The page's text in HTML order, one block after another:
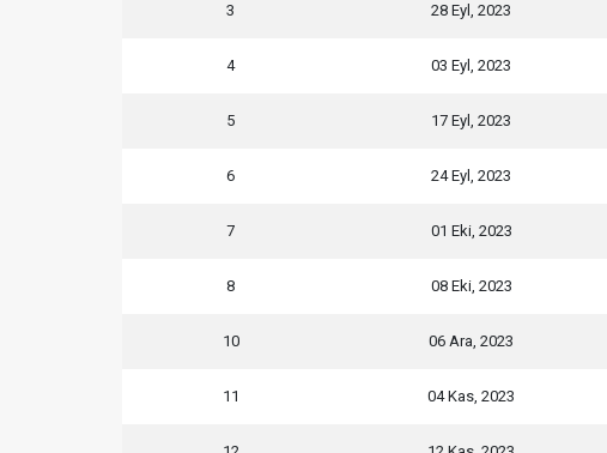
3 28 Eyl, 2023
4 03 Eyl, 2023
5 17 Eyl, 2023
6 24 Eyl, 2023
7 01 Eki, 2023
8 08 Eki, 2023
10 06 Ara, 2023
11 04 Kas, 2023